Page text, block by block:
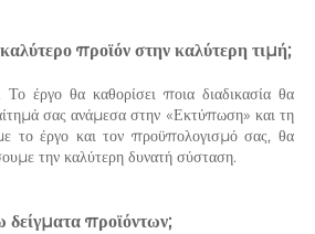
έργο θα καθορίσει ποια διαδικασία θα
σας ανάμεσα στην «Εκτύπωση» και τη
το έργο και τον προϋπολογισμό σας, θα
την καλύτερη δυνατή σύσταση.
προϊόντων;